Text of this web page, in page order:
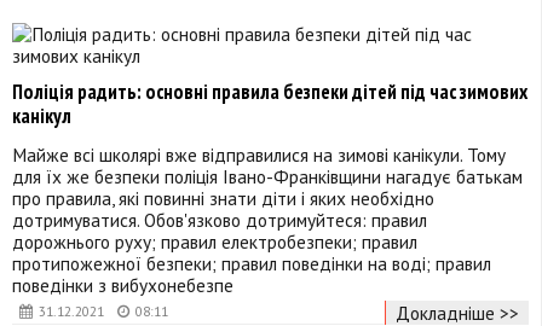
31.12.2021 08:11
Поліція радить: основні правила безпеки дітей під час зимових
канікул
Майже всі школярі вже відправилися на зимові канікули. Тому
для їх же безпеки поліція Івано-Франківщини нагадує батькам
про правила, які повинні знати діти і яких необхідно
дотримуватися. Обов'язково дотримуйтеся: правил
дорожнього руху; правил електробезпеки; правил
протипожежної безпеки; правил поведінки на воді; правил
поведінки з вибухонебезпе
Докладніше >>